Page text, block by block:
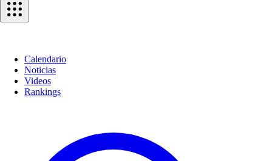
Calendario
Noticias
Videos
Rankings